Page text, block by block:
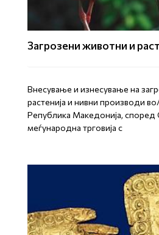
Загрозени животни и
Внесување и изнесување на
растенија и нивни производи
Република Mакедонија, според
меѓународна трговија с